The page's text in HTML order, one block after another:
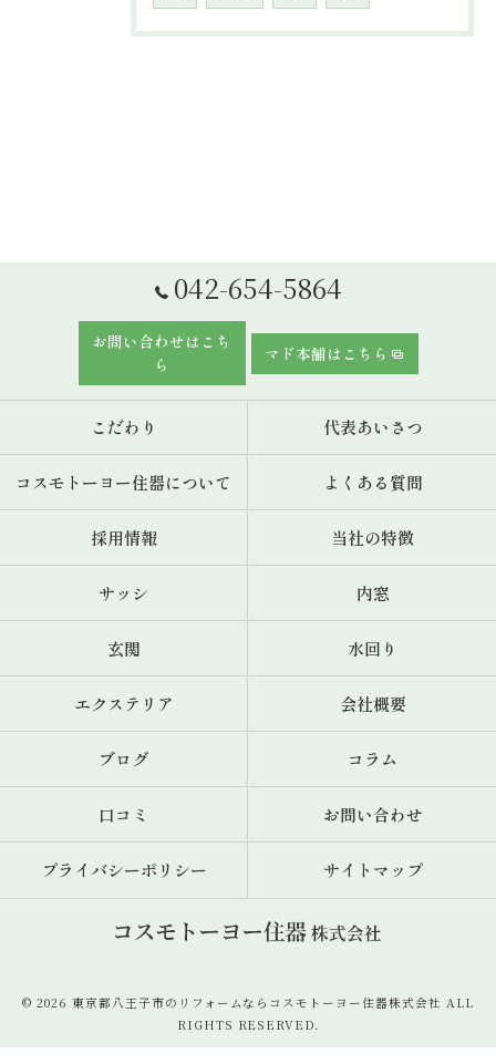
042-654-5864
お問い合わせはこち
ら
マド本舗はこちら
こだわり 代表あいさつ
コスモトーヨー住器について よくある質問
採用情報 当社の特徴
サッシ 内窓
玄関 水回り
エクステリア 会社概要
ブログ コラム
口コミ お問い合わせ
プライバシーポリシー サイトマップ
© 2026 東京都八王子市のリフォームならコスモトーヨー住器株式会社 ALL
RIGHTS RESERVED.